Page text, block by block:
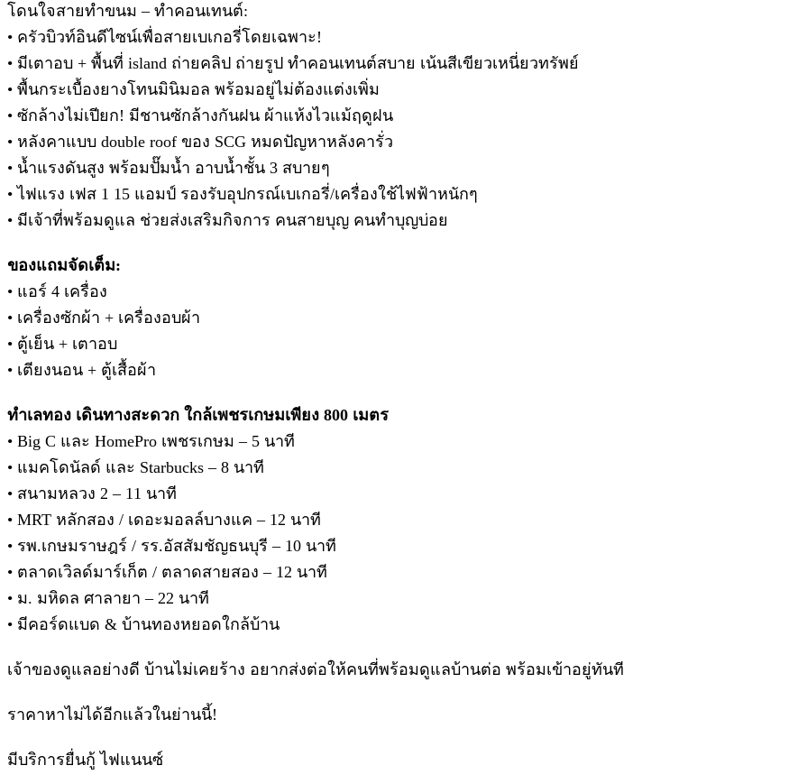
โดนใจสายทำขนม – ทำคอนเทนต์:
• ครัวบิวท์อินดีไซน์เพื่อสายเบเกอรี่โดยเฉพาะ!
• มีเตาอบ + พื้นที่ island ถ่ายคลิป ถ่ายรูป ทำคอนเทนต์สบาย เน้นสีเขียวเหนี่ยวทรัพย์
• พื้นกระเบื้องยางโทนมินิมอล พร้อมอยู่ไม่ต้องแต่งเพิ่ม
• ซักล้างไม่เปียก! มีชานซักล้างกันฝน ผ้าแห้งไวแม้ฤดูฝน
• หลังคาแบบ double roof ของ SCG หมดปัญหาหลังคารั่ว
• น้ำแรงดันสูง พร้อมปั๊มน้ำ อาบน้ำชั้น 3 สบายๆ
• ไฟแรง เฟส 1 15 แอมป์ รองรับอุปกรณ์เบเกอรี่/เครื่องใช้ไฟฟ้าหนักๆ
• มีเจ้าที่พร้อมดูแล ช่วยส่งเสริมกิจการ คนสายบุญ คนทำบุญบ่อย
ของแถมจัดเต็ม:
• แอร์ 4 เครื่อง
• เครื่องซักผ้า + เครื่องอบผ้า
• ตู้เย็น + เตาอบ
• เตียงนอน + ตู้เสื้อผ้า
ทำเลทอง เดินทางสะดวก ใกล้เพชรเกษมเพียง 800 เมตร
• Big C และ HomePro เพชรเกษม – 5 นาที
• แมคโดนัลด์ และ Starbucks – 8 นาที
• สนามหลวง 2 – 11 นาที
• MRT หลักสอง / เดอะมอลล์บางแค – 12 นาที
• รพ.เกษมราษฎร์ / รร.อัสสัมชัญธนบุรี – 10 นาที
• ตลาดเวิลด์มาร์เก็ต / ตลาดสายสอง – 12 นาที
• ม. มหิดล ศาลายา – 22 นาที
• มีคอร์ดแบด & บ้านทองหยอดใกล้บ้าน
เจ้าของดูแลอย่างดี บ้านไม่เคยร้าง อยากส่งต่อให้คนที่พร้อมดูแลบ้านต่อ พร้อมเข้าอยู่ทันที
ราคาหาไม่ได้อีกแล้วในย่านนี้!
มีบริการยื่นกู้ ไฟแนนซ์